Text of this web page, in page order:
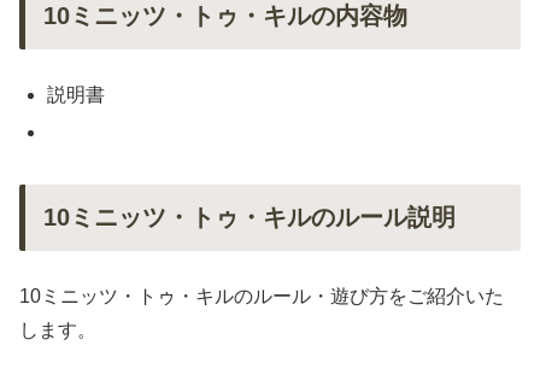
10ミニッツ・トゥ・キルの内容物
説明書
10ミニッツ・トゥ・キルのルール説明
10ミニッツ・トゥ・キルのルール・遊び方をご紹介いた
します。